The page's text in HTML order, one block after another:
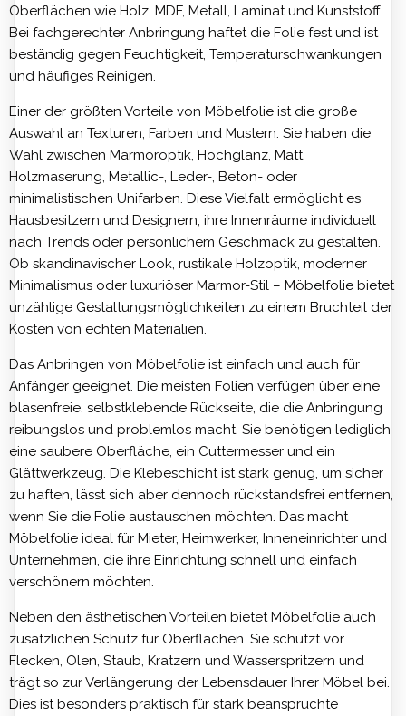
Oberflächen wie Holz, MDF, Metall, Laminat und Kunststoff.
Bei fachgerechter Anbringung haftet die Folie fest und ist
beständig gegen Feuchtigkeit, Temperaturschwankungen
und häufiges Reinigen.
Einer der größten Vorteile von Möbelfolie ist die große
Auswahl an Texturen, Farben und Mustern. Sie haben die
Wahl zwischen Marmoroptik, Hochglanz, Matt,
Holzmaserung, Metallic-, Leder-, Beton- oder
minimalistischen Unifarben. Diese Vielfalt ermöglicht es
Hausbesitzern und Designern, ihre Innenräume individuell
nach Trends oder persönlichem Geschmack zu gestalten.
Ob skandinavischer Look, rustikale Holzoptik, moderner
Minimalismus oder luxuriöser Marmor-Stil – Möbelfolie bietet
unzählige Gestaltungsmöglichkeiten zu einem Bruchteil der
Kosten von echten Materialien.
Das Anbringen von Möbelfolie ist einfach und auch für
Anfänger geeignet. Die meisten Folien verfügen über eine
blasenfreie, selbstklebende Rückseite, die die Anbringung
reibungslos und problemlos macht. Sie benötigen lediglich
eine saubere Oberfläche, ein Cuttermesser und ein
Glättwerkzeug. Die Klebeschicht ist stark genug, um sicher
zu haften, lässt sich aber dennoch rückstandsfrei entfernen,
wenn Sie die Folie austauschen möchten. Das macht
Möbelfolie ideal für Mieter, Heimwerker, Inneneinrichter und
Unternehmen, die ihre Einrichtung schnell und einfach
verschönern möchten.
Neben den ästhetischen Vorteilen bietet Möbelfolie auch
zusätzlichen Schutz für Oberflächen. Sie schützt vor
Flecken, Ölen, Staub, Kratzern und Wasserspritzern und
trägt so zur Verlängerung der Lebensdauer Ihrer Möbel bei.
Dies ist besonders praktisch für stark beanspruchte